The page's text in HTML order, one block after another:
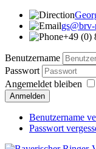
+49 (0)
Benutzername
Passwort
Angemeldet bleiben
Anmelden
Benutzername
Passwort